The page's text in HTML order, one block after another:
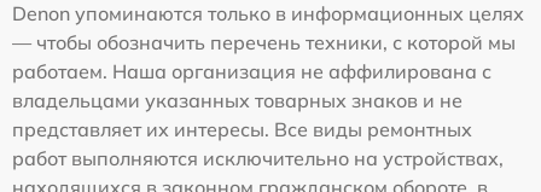
Denon упоминаются только в информационных целях
— чтобы обозначить перечень техники, с которой мы
работаем. Наша организация не аффилирована с
владельцами указанных товарных знаков и не
представляет их интересы. Все виды ремонтных
работ выполняются исключительно на устройствах,